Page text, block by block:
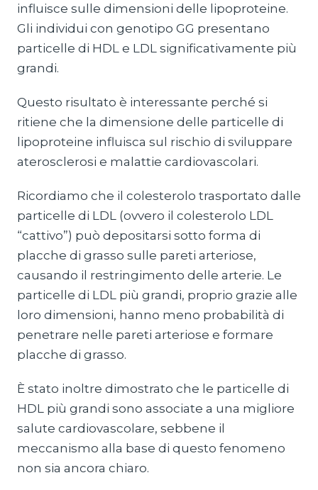
influisce sulle dimensioni delle lipoproteine.
Gli individui con genotipo GG presentano
particelle di HDL e LDL significativamente più
grandi.
Questo risultato è interessante perché si
ritiene che la dimensione delle particelle di
lipoproteine influisca sul rischio di sviluppare
aterosclerosi e malattie cardiovascolari.
Ricordiamo che il colesterolo trasportato dalle
particelle di LDL (ovvero il colesterolo LDL
“cattivo”) può depositarsi sotto forma di
placche di grasso sulle pareti arteriose,
causando il restringimento delle arterie. Le
particelle di LDL più grandi, proprio grazie alle
loro dimensioni, hanno meno probabilità di
penetrare nelle pareti arteriose e formare
placche di grasso.
È stato inoltre dimostrato che le particelle di
HDL più grandi sono associate a una migliore
salute cardiovascolare, sebbene il
meccanismo alla base di questo fenomeno
non sia ancora chiaro.